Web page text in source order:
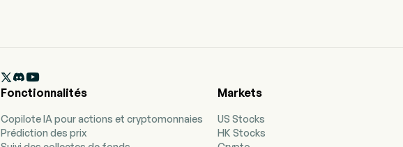

Fonctionnalités
Copilote IA pour actions et cryptomonnaies
Prédiction des prix
Markets
US Stocks
HK Stocks